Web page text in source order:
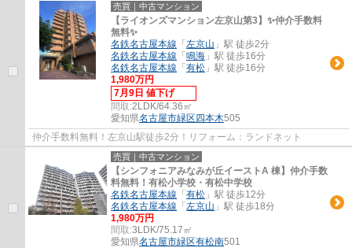
売買｜中古マンション
【ライオンズマンション左京山第3】✨️仲介手数料
無料✨️
名鉄名古屋本線 「 左京山 」駅 徒歩2分
名鉄名古屋本線 「 鳴海 」駅 徒歩16分
名鉄名古屋本線 「 有松 」駅 徒歩16分
1,980万円
7月9日 値下げ
間取:2LDK/64.36㎡
愛知県名古屋市緑区 四本木505
仲介手数料無料！左京山駅徒歩2分！リフォーム：ランドネット
売買｜中古マンション
【シンフォニアみなみが丘イーストA 棟】仲介手数
料無料！有松小学校・有松中学校
名鉄名古屋本線 「 有松 」駅 徒歩12分
名鉄名古屋本線 「 左京山 」駅 徒歩18分
1,980万円
間取:3LDK/75.17㎡
愛知県名古屋市緑区有松南501